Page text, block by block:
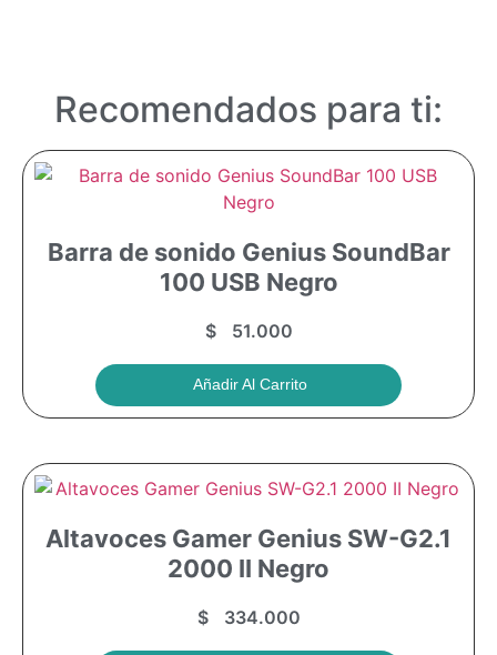
Recomendados para ti:
Barra de sonido Genius SoundBar
100 USB Negro
$51.000
Añadir Al Carrito
Altavoces Gamer Genius SW-G2.1
2000 II Negro
$334.000